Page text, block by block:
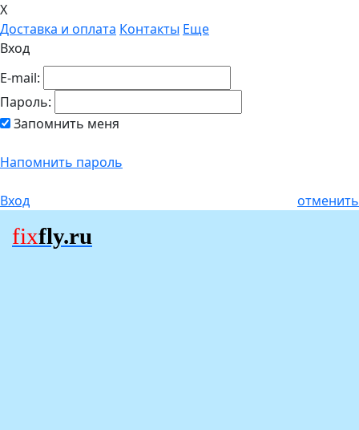
X
Доставка и оплата Контакты Еще
Вход
E-mail:
Пароль:
Запомнить меня
Напомнить пароль
Вход отменить
fixfly.ru